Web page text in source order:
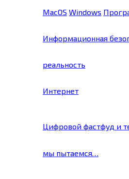
MacOS Windows
Информационная
реальность
Интернет
Цифровой фастфуд и
мы пытаемся…